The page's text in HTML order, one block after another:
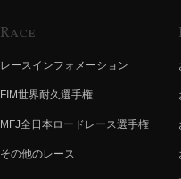
Race
レースインフォメーション
FIM世界耐久選手権
MFJ全日本ロードレース選手権
その他のレース